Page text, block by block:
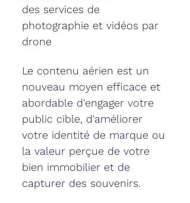
des services de
photographie et vidéos par
drone
Le contenu aérien est un
nouveau moyen efficace et
abordable d'engager votre
public cible, d'améliorer
votre identité de marque ou
la valeur perçue de votre
bien immobilier et de
capturer des souvenirs.